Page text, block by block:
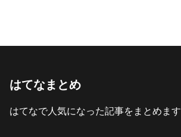
はてなまとめ
はてなで人気になった記事をまとめます